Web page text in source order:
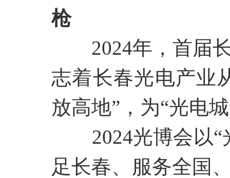
枪
2024年，首届
志着长春光电产业
放高地”，为“光电
2024光博会以
足长春、服务全国